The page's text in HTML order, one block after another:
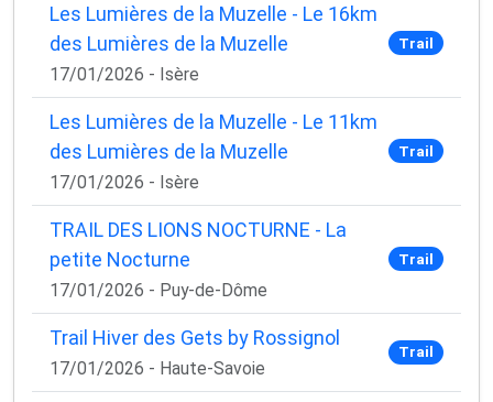
Les Lumières de la Muzelle - Le 16km
des Lumières de la Muzelle
17/01/2026 - Isère
Trail
Les Lumières de la Muzelle - Le 11km
des Lumières de la Muzelle
17/01/2026 - Isère
Trail
TRAIL DES LIONS NOCTURNE - La
petite Nocturne
17/01/2026 - Puy-de-Dôme
Trail
Trail Hiver des Gets by Rossignol
17/01/2026 - Haute-Savoie
Trail